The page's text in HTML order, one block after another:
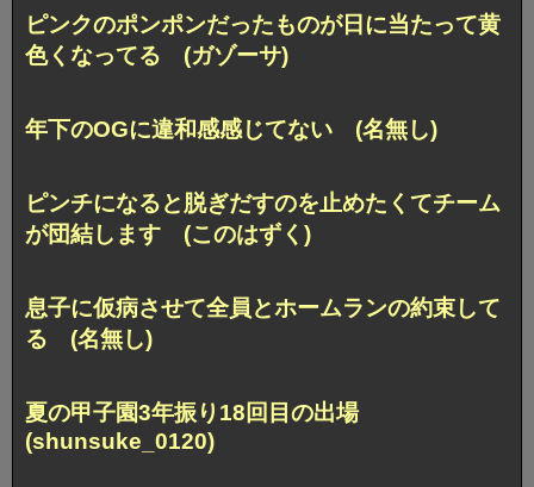
ピンクのポンポンだったものが日に当たって黄
色くなってる (ガゾーサ)
年下のOGに違和感感じてない (名無し)
ピンチになると脱ぎだすのを止めたくてチーム
が団結します (このはずく)
息子に仮病させて全員とホームランの約束して
る (名無し)
夏の甲子園3年振り18回目の出場
(shunsuke_0120)